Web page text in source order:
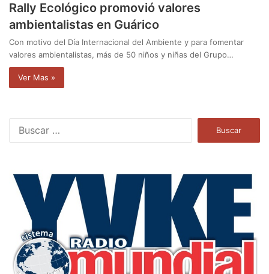
Rally Ecológico promovió valores
ambientalistas en Guárico
Con motivo del Día Internacional del Ambiente y para fomentar
valores ambientalistas, más de 50 niños y niñas del Grupo…
Ver Mas »
a